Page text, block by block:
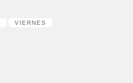
VIERNES